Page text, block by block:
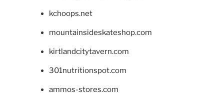
kchoops.net
mountainsideskateshop.com
kirtlandcitytavern.com
301nutritionspot.com
ammos-stores.com